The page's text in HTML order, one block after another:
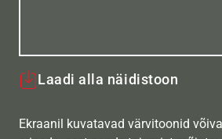
Laadi alla näidistoon
Ekraanil kuvatavad värvitoonid